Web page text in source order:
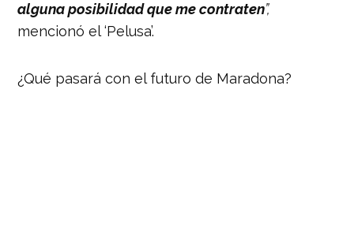
alguna posibilidad que me contraten”,
mencionó el ‘Pelusa’.
¿Qué pasará con el futuro de Maradona?